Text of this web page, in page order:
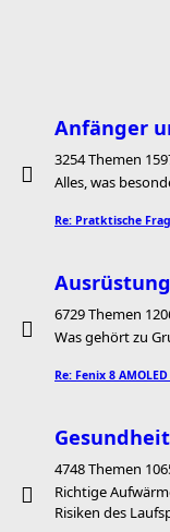
Anfänger
3254 Themen
Alles, was
Re: Pratktische
Ausrüstung
6729 Themen
Was gehört zu
Re: Fenix 8
4748 Themen
Richtige
Risiken des